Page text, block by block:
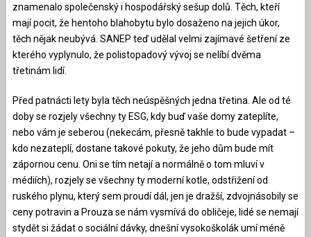
znamenalo společenský i hospodářský sešup dolů. Těch, kteří
mají pocit, že hentoho blahobytu bylo dosaženo na jejich úkor,
těch nějak neubývá. SANEP teď udělal velmi zajímavé šetření ze
kterého vyplynulo, že polistopadový vývoj se nelíbí dvěma
třetinám lidí.
Před patnácti lety byla těch neúspěšných jedna třetina. Ale od té
doby se rozjely všechny ty ESG, kdy buď vaše domy zateplíte,
nebo vám je seberou (nekecám, přesně takhle to bude vypadat –
kdo nezateplí, dostane takové pokuty, že jeho dům bude mít
zápornou cenu. Oni se tím netají a normálně o tom mluví v
médiích), rozjely se všechny ty moderní kotle, odstřižení od
ruského plynu, který sem proudí dál, jen je dražší, zdvojnásobily se
ceny potravin a Prouza se nám vysmívá do obličeje, lidé se nemají
stydět si žádat o sociální dávky, dnešní vysokoškolák umí méně